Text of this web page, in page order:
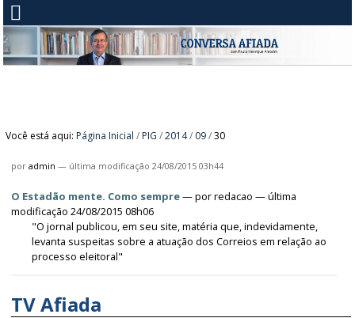
Você está aqui: Página Inicial / PIG /2014/ 09 /30
poradmin — última modificação 24/08/2015 03h44
O Estadão mente. Como sempre—porredacao — última
modificação 24/08/2015 08h06
"O jornal publicou, em seu site, matéria que, indevidamente,
levanta suspeitas sobre a atuação dos Correios em relação ao
processo eleitoral"
TV Afiada